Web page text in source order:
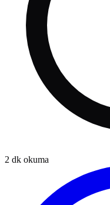
2 dk okuma